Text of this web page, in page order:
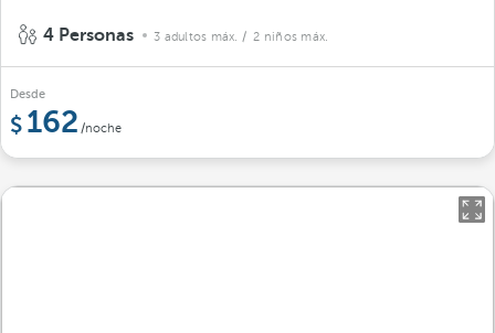
4 Personas 3 adultos máx. / 2 niños máx.
Desde
162 /noche